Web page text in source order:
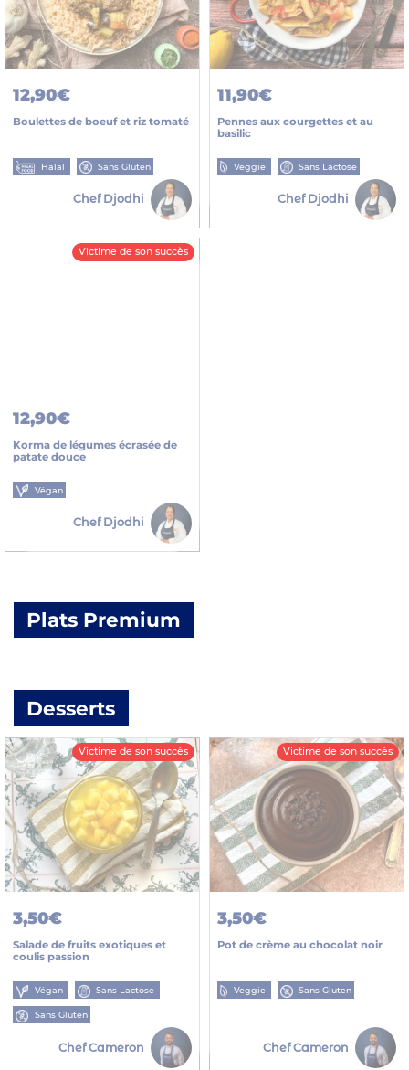
12,90€
Boulettes de boeuf et riz tomaté
Halal Sans Gluten
Chef Djodhi
11,90€
Pennes aux courgettes et au
basilic
Veggie Sans Lactose
Chef Djodhi
Victime de son succès
12,90€
Korma de légumes écrasée de
patate douce
Végan
Chef Djodhi
Plats Premium
Desserts
Victime de son succès
3,50€
Salade de fruits exotiques et
coulis passion
Végan Sans Lactose
Sans Gluten
Chef Cameron
Victime de son succès
3,50€
Pot de crème au chocolat noir
Veggie Sans Gluten
Chef Cameron